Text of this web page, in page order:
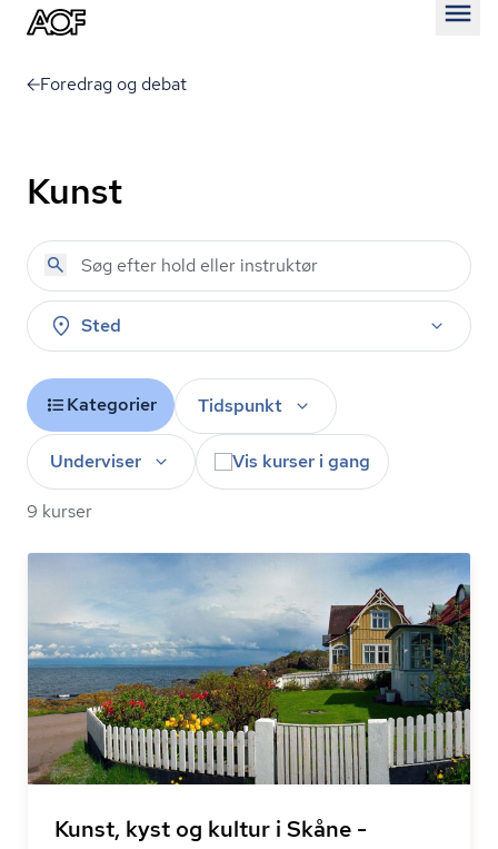
Foredrag og debat
Kunst
Sted
Kategorier Tidspunkt
Underviser Vis kurser i gang
9 kurser
Kunst, kyst og kultur i Skåne -